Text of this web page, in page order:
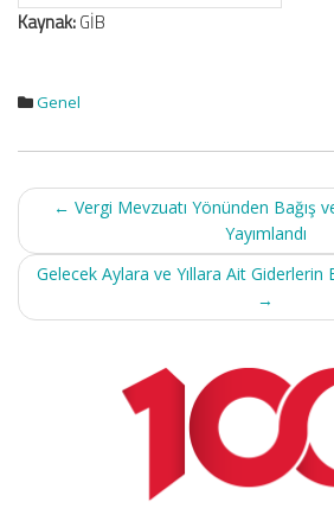
Kaynak:GİB
Genel
Post
navigation
← Vergi Mevzuatı Yönünden Bağış
Yayımlandı
Gelecek Aylara ve Yıllara Ait
→